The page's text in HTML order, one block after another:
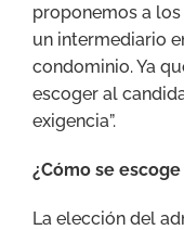
proponemos a
un intermediario
condominio. Ya
escoger al
exigencia”.
¿Cómo se
La elección del